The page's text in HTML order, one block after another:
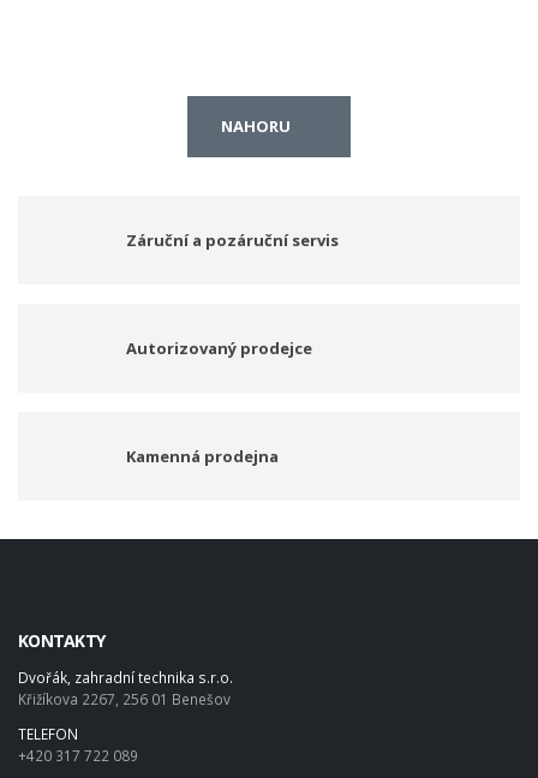
NAHORU
Záruční a pozáruční servis
Autorizovaný prodejce
Kamenná prodejna
KONTAKTY
Dvořák, zahradní technika s.r.o.
Křižíkova 2267, 256 01 Benešov
TELEFON
+420 317 722 089